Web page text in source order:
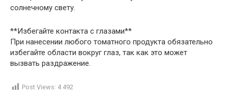
солнечному свету.
**Избегайте контакта с глазами**
При нанесении любого томатного продукта обязательно
избегайте области вокруг глаз, так как это может
вызвать раздражение.
Post Views: 4 492